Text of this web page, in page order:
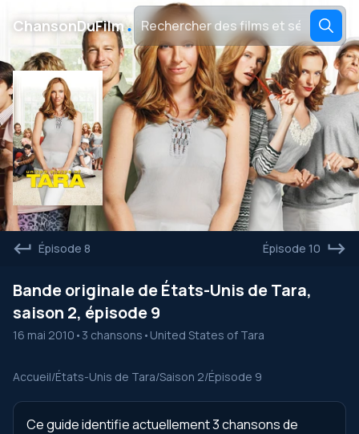
ChansonDuFilm․
Épisode 8 Épisode 10
Bande originale de États-Unis de Tara,
saison 2, épisode 9
16 mai 2010 • 3 chansons • United States of Tara
Accueil/États-Unis de Tara/Saison 2/Épisode 9
Ce guide identifie actuellement 3 chansons de